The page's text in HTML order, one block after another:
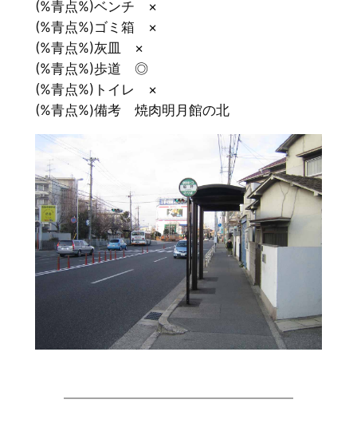
(%青点%)ベンチ ×
(%青点%)ゴミ箱 ×
(%青点%)灰皿 ×
(%青点%)歩道 ◎
(%青点%)トイレ ×
(%青点%)備考 焼肉明月館の北